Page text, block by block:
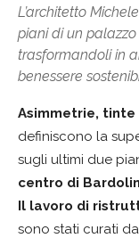
L’architetto
piani di un
trasformandoli in
benessere
Asimmetrie,
definiscono la
sugli ultimi due
centro di
Il lavoro di
sono stati curati